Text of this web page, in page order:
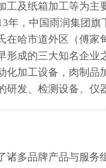
及纸箱加工等为主
年，中国雨润集团
哈市道外区（傅家
形成的三大知名企
加工设备，肉制
发、检测设备、仪
多品牌产品与服务